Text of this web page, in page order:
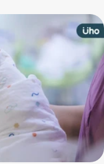
險，讓糖尿病照護更精